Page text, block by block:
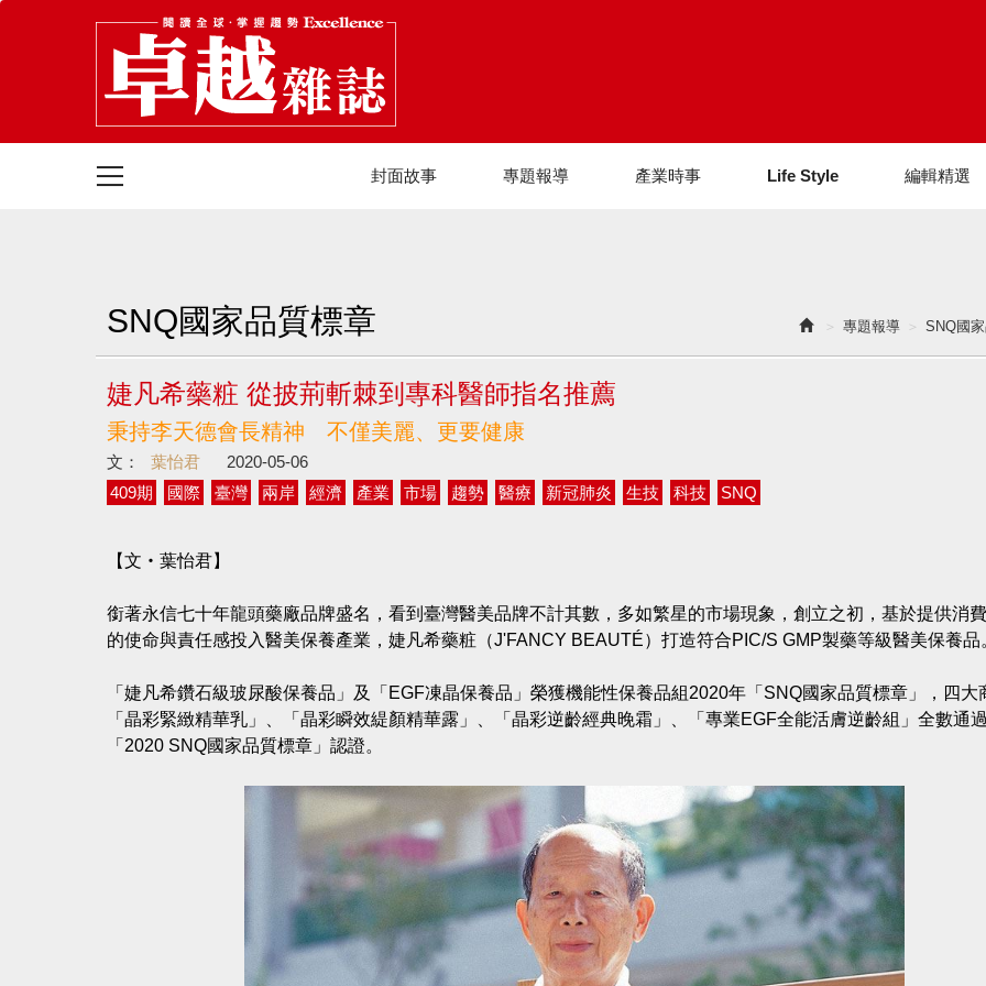
封面故事 專題報導 產業時事 Life Style 編輯精選
專題報導 SNQ國
SNQ國家品質標章
婕凡希藥粧 從披荊斬棘到專科醫師指名推薦
秉持李天德會長精神 不僅美麗、更要健康
文： 葉怡君
2020-05-06
409期
國際 臺灣 兩岸 經濟 產業 市場 趨勢 醫療 新冠肺炎 生技 科技 SNQ
【文‧葉怡君】
銜著永信七十年龍頭藥廠品牌盛名，看到臺灣醫美品牌不計其數，多如繁星的市場現象，創立之初，基於提供消
的使命與責任感投入醫美保養產業，婕凡希藥粧（J'FANCY BEAUTÉ）打造符合PIC/S GMP製藥等級醫美保養品
「婕凡希鑽石級玻尿酸保養品」及「EGF凍晶保養品」榮獲機能性保養品組2020年「SNQ國家品質標章」，四大
「晶彩緊緻精華乳」、「晶彩瞬效緹顏精華露」、「晶彩逆齡經典晚霜」、「專業EGF全能活膚逆齡組」全數通過
「2020 SNQ國家品質標章」認證。